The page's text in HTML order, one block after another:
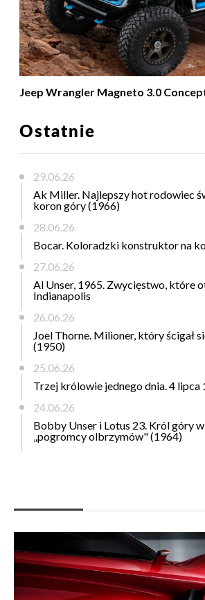
Jeep Wrangler Magneto 3.0
Ostatnie
29.06.26
Ak Miller. Najlepszy hot rodowiec
koron góry (1966)
28.06.26
Bocar. Koloradzki konstruktor na
27.06.26
Al Unser, 1965. Zwycięstwo, które
Indianapolis
26.06.26
Joel Thorne. Milioner, który ścigał
(1950)
25.06.26
Trzej królowie jednego dnia. 4 lipca
24.06.26
Bobby Unser i Lotus 23. Król góry
„pogromcy olbrzymów" (1964)